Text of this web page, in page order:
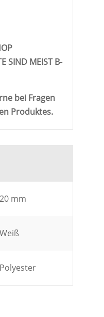
SIND MEIST B-
bei Fragen
Produktes.
20 mm
Weiß
Polyester